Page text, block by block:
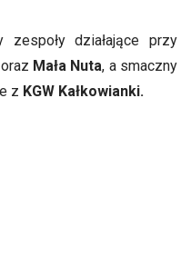
zespoły działające przy
oraz Mała Nuta, a smaczny
z KGW Kałkowianki.